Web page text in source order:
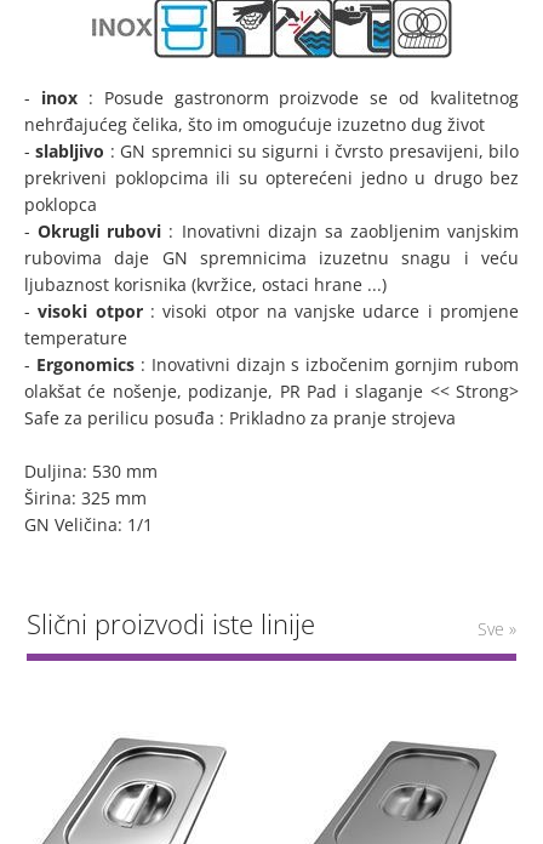
- inox : Posude gastronorm proizvode se od kvalitetnog
nehrđajućeg čelika, što im omogućuje izuzetno dug život
-slabljivo : GN spremnici su sigurni i čvrsto presavijeni, bilo
prekriveni poklopcima ili su opterećeni jedno u drugo bez
poklopca
-Okrugli rubovi : Inovativni dizajn sa zaobljenim vanjskim
rubovima daje GN spremnicima izuzetnu snagu i veću
ljubaznost korisnika (kvržice, ostaci hrane ...)
-visoki otpor : visoki otpor na vanjske udarce i promjene
temperature
- Ergonomics : Inovativni dizajn s izbočenim gornjim rubom
olakšat će nošenje, podizanje, PR Pad i slaganje << Strong>
Safe za perilicu posuđa : Prikladno za pranje strojeva
Duljina: 530 mm
Širina: 325 mm
GN Veličina: 1/1
Slični proizvodi iste linije Sve »